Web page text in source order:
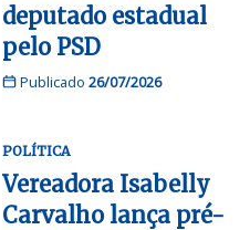
deputado estadual
pelo PSD
Publicado 26/07/2026
POLÍTICA
Vereadora Isabelly
Carvalho lança pré-